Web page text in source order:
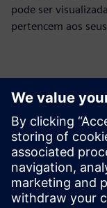
pode ser visualizada
pertencem aos
Contatos para
Siemens Digital
Email: